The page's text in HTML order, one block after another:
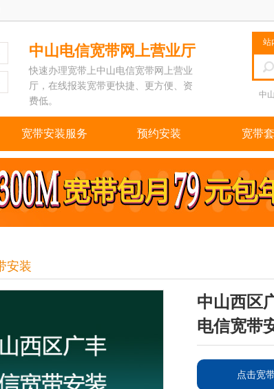
中山电信宽带网上营业厅
快速办理宽带上中山电信宽带网上营业
厅，在线报装宽带更快捷、更方便、资
费低。
站
中
宽带安装服务 预约安装 宽带
安装
中山西区
电信宽带
点击宽